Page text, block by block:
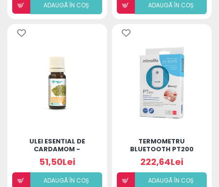
ADAUGÃ ÎN COȘ ADAUGÃ ÎN COȘ
ULEI ESENTIAL DE
CARDAMOM -
ELETTARIA
CARDAMOMUM OIL
51,50Lei
ADAUGÃ ÎN COȘ
TERMOMETRU
BLUETOOTH PT200
MICROLIFE
222,64Lei
ADAUGÃ ÎN COȘ